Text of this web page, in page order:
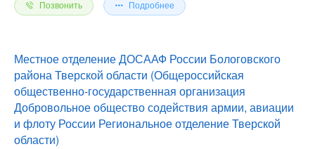
Позвонить Подробнее
Местное отделение ДОСААФ России Бологовского
района Тверской области (Общероссийская
общественно-государственная организация
Добровольное общество содействия армии, авиации
и флоту России Региональное отделение Тверской
области)